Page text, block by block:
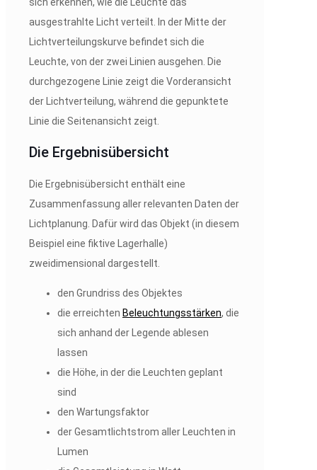
ausgestrahlte Licht verteilt. In der Mitte der
Lichtverteilungskurve befindet sich die
Leuchte, von der zwei Linien ausgehen. Die
durchgezogene Linie zeigt die Vorderansicht
der Lichtverteilung, während die gepunktete
Linie die Seitenansicht zeigt.
Die Ergebnisübersicht
Die Ergebnisübersicht enthält eine
Zusammenfassung aller relevanten Daten der
Lichtplanung. Dafür wird das Objekt (in diesem
Beispiel eine fiktive Lagerhalle)
zweidimensional dargestellt.
den Grundriss des Objektes
die erreichten Beleuchtungsstärken, die
sich anhand der Legende ablesen
lassen
die Höhe, in der die Leuchten geplant
sind
den Wartungsfaktor
der Gesamtlichtstrom aller Leuchten in
Lumen